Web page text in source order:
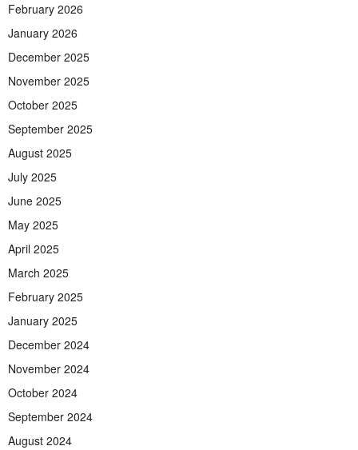
February 2026
January 2026
December 2025
November 2025
October 2025
September 2025
August 2025
July 2025
June 2025
May 2025
April 2025
March 2025
February 2025
January 2025
December 2024
November 2024
October 2024
September 2024
August 2024